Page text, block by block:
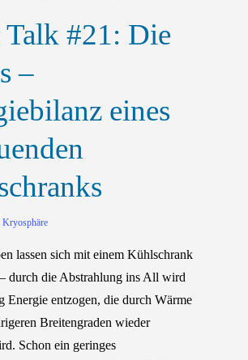
Talk #21: Die
–
eines
Kryosphäre
lassen sich mit einem Kühlschrank
durch die Abstrahlung ins All wird
Energie entzogen, die durch Wärme
Breitengraden wieder
Schon ein geringes